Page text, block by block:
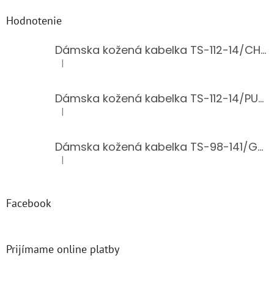
Hodnotenie
Dámska kožená kabelka TS-112-14/CHOCO
Hodnotenie produktu je 5 z 5 hviezdičiek.
|
Dámska kožená kabelka TS-112-14/PUDER
Hodnotenie produktu je 5 z 5 hviezdičiek.
|
Dámska kožená kabelka TS-98-141/GOLD
Hodnotenie produktu je 5 z 5 hviezdičiek.
|
Facebook
Prijímame online platby